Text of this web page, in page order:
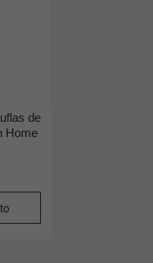
de
Home